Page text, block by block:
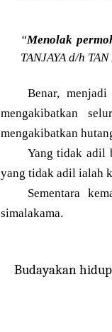
“Menolak
TANJAYA d/h
Benar,
mengakibatkan
mengakibatkan
Yang tidak adil
yang tidak adil ialah
Sementara
simalakama.
Budayakan